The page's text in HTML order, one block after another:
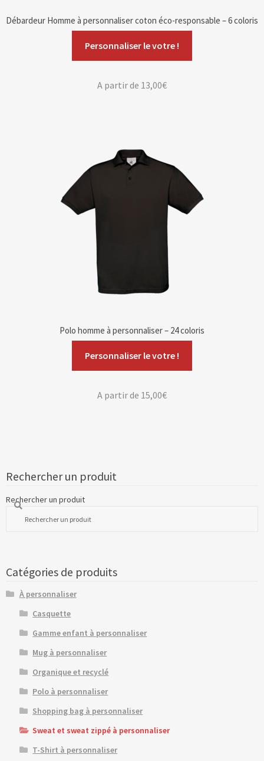
Débardeur Homme à personnaliser coton éco-responsable – 6 coloris
Personnaliser le votre !
A partir de 13,00€
Polo homme à personnaliser – 24 coloris
Personnaliser le votre !
A partir de 15,00€
Rechercher un produit
Rechercher un produit
Catégories de produits
À personnaliser
Casquette
Gamme enfant à personnaliser
Mug à personnaliser
Organique et recyclé
Polo à personnaliser
Shopping bag à personnaliser
Sweat et sweat zippé à personnaliser
T-Shirt à personnaliser